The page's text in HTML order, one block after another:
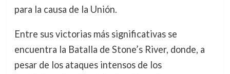
para la causa de la Unión.
Entre sus victorias más significativas se
encuentra la Batalla de Stone’s River, donde, a
pesar de los ataques intensos de los